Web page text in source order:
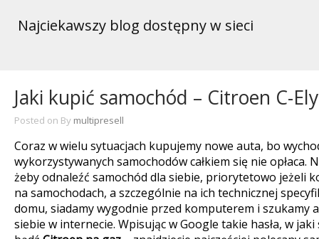
Najciekawszy blog dostępny w sieci
Jaki kupić samochód – Citroen C-
Posted on By multipresell
Coraz w wielu sytuacjach kupujemy nowe auta, bo
wykorzystywanych samochodów całkiem się nie opłaca.
żeby odnaleźć samochód dla siebie, priorytetowo jeżeli
na samochodach, a szczególnie na ich technicznej
domu, siadamy wygodnie przed komputerem i szukamy
siebie w internecie. Wpisując w Google takie hasła, w